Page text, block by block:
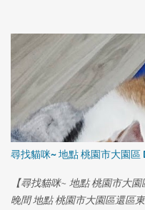
尋找貓咪~ 地點 桃園市大園區
【尋找貓咪~ 地點 桃園市大
晚間 地點 桃園市大園區還區